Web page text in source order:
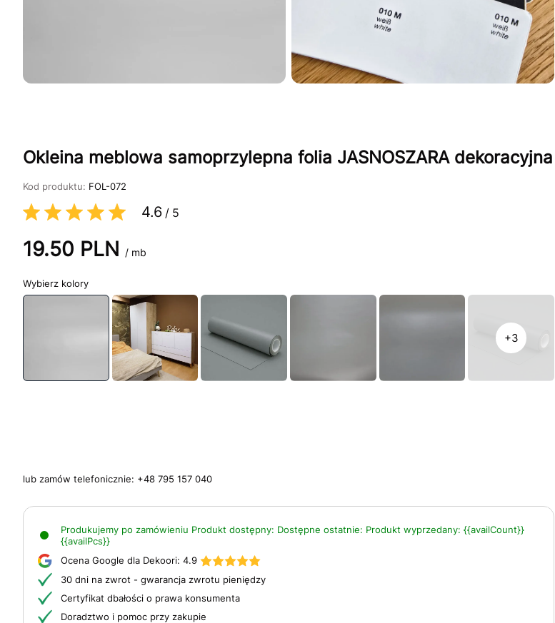
Okleina meblowa samoprzylepna folia JASNOSZARA dekoracyjna
Kod produktu: FOL-072
4.6 / 5
19.50 PLN / mb
kolory
+3
lub zamów telefonicznie: +48 795 157 040
Produkujemy po zamówieniu Produkt dostępny: Dostępne ostatnie: Produkt wyprzedany: {{availCount}}
{{availPcs}}
Ocena Google dla Dekoori: 4.9
30 dni na zwrot - gwarancja zwrotu pieniędzy
Certyfikat dbałości o prawa konsumenta
Doradztwo i pomoc przy zakupie